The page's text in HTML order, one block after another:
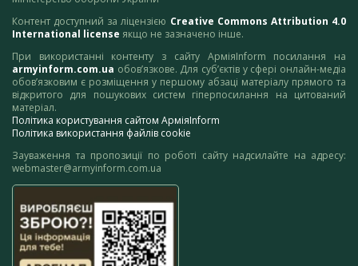
Контент доступний за ліцензією Creative Commons Attribution 4.0
International license якщо не зазначено інше.
При використанні контенту з сайту АрміяInform посилання на
armyinform.com.ua обов’язкове. Для суб’єктів у сфері онлайн-медіа
обов’язковим є розміщення у першому абзаці матеріалу прямого та
відкритого для пошукових систем гіперпосилання на цитований
матеріал.
Політика користування сайтом АрміяInform
Політика використання файлів cookie
Зауваження та пропозиції по роботі сайту надсилайте на адресу:
webmaster@armyinform.com.ua